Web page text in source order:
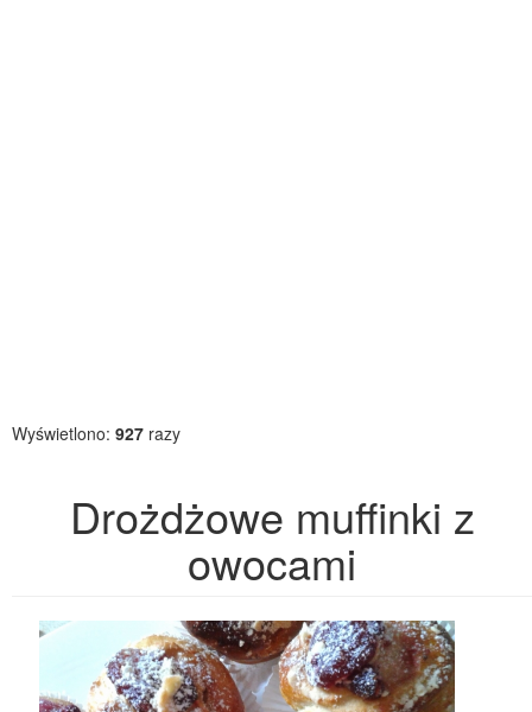
Wyświetlono: 927 razy
Drożdżowe muffinki z
owocami